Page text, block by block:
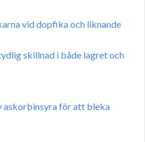
vid dopfika och liknande
skillnad i både lagret och
askorbinsyra för att bleka